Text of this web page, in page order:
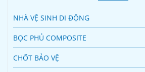
NHÀ VỆ SINH DI ĐỘNG
BỌC PHỦ COMPOSITE
CHỐT BẢO VỆ